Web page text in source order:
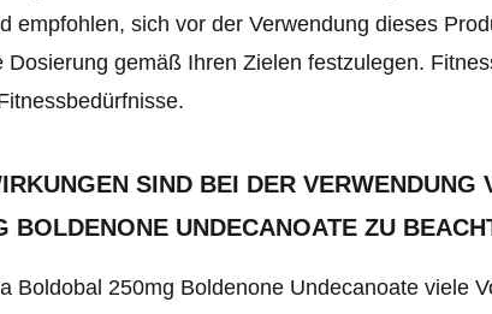
empfohlen, sich vor der Verwendung dieses
Dosierung gemäß Ihren Zielen festzulegen.
SIND BEI DER
BOLDENONE UNDECANOATE ZU
Boldobal 250mg Boldenone Undecanoate viele